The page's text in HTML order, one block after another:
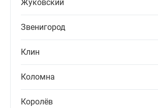
Жуковский
Звенигород
Клин
Коломна
Королёв